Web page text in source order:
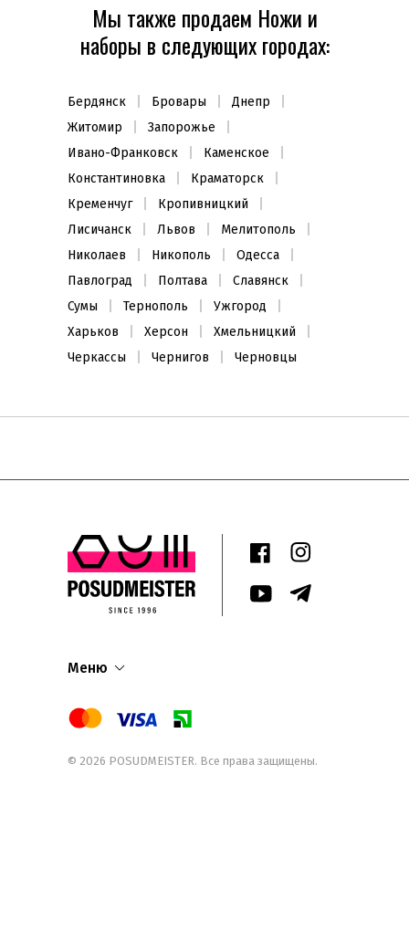
Мы также продаем Ножи и
наборы в следующих городах:
Бердянск Бровары
Днепр
Житомир
Запорожье
Ивано-Франковск
Каменское
Константиновка
Краматорск
Кременчуг
Кропивницкий
Лисичанск
Львов
Мелитополь
Николаев
Никополь
Одесса
Павлоград
Полтава
Славянск
Сумы
Тернополь
Ужгород
Харьков
Херсон
Хмельницкий
Черкассы
Чернигов Черновцы
Меню
© 2026 POSUDMEISTER. Все права защищены.